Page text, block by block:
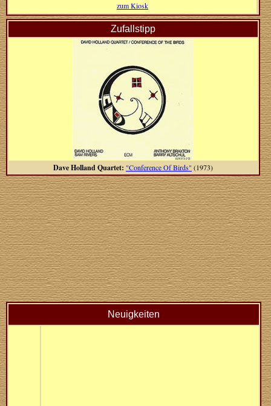
zum Kiosk
Zufallstipp
Dave Holland Quartet: "Conference Of Birds" (1973)
Neuigkeiten